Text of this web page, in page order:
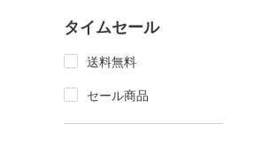
タイムセール
送料無料
セール商品